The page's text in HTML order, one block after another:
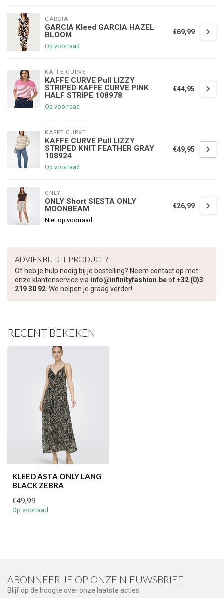
GARCIA
GARCIA Kleed GARCIA HAZEL
BLOOM
Op voorraad
€69,99
KAFFE CURVE
KAFFE CURVE Pull LIZZY
STRIPED KAFFE CURVE PINK
HALF STRIPE 108978
Op voorraad
€44,95
KAFFE CURVE
KAFFE CURVE Pull LIZZY
STRIPED KNIT FEATHER GRAY
108924
Op voorraad
€49,95
ONLY
ONLY Short SIESTA ONLY
MOONBEAM
Niet op voorraad
€26,99
ADVIES BIJ DIT PRODUCT?
Of heb je hulp nodig bij je bestelling? Neem contact op met
onze klantenservice via info@infinityfashion.beof+32 (0)3
219 30 92. We helpen je graag verder!
RECENT BEKEKEN
KLEED ASTA ONLY LANG
BLACK ZEBRA
€49,99
Op voorraad
ABONNEER JE OP ONZE NIEUWSBRIEF
Blijf op de hoogte over onze laatste acties
€5,00 korting op je volgende bestelling
volgende aankoop! 😀
Je korting is geldig bij een minimale bestelwaarde van €45,00